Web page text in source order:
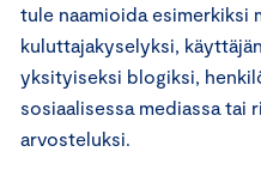
tule naamioida esimerkiksi
kuluttajakyselyksi,
yksityiseksi blogiksi,
sosiaalisessa mediassa tai
arvosteluksi.